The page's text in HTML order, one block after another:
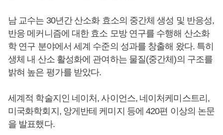
남 교수는 30년간 산소화 효소의 중간체 생성 및 반응성,
반응 메커니즘에 대한 효소 모방 연구를 수행해 산소화
학 연구 분야에서 세계 수준의 성과를 창출해 왔다. 특히
생체 내 산소 활성화에 관여하는 물질(중간체)의 구조를
밝혀 높은 평가를 받았다.
세계적 학술지인 네이처, 사이언스, 네이처케미스트리,
미국화학회지, 앙게반테 케미지 등에 420편 이상의 논문
을 발표했다.